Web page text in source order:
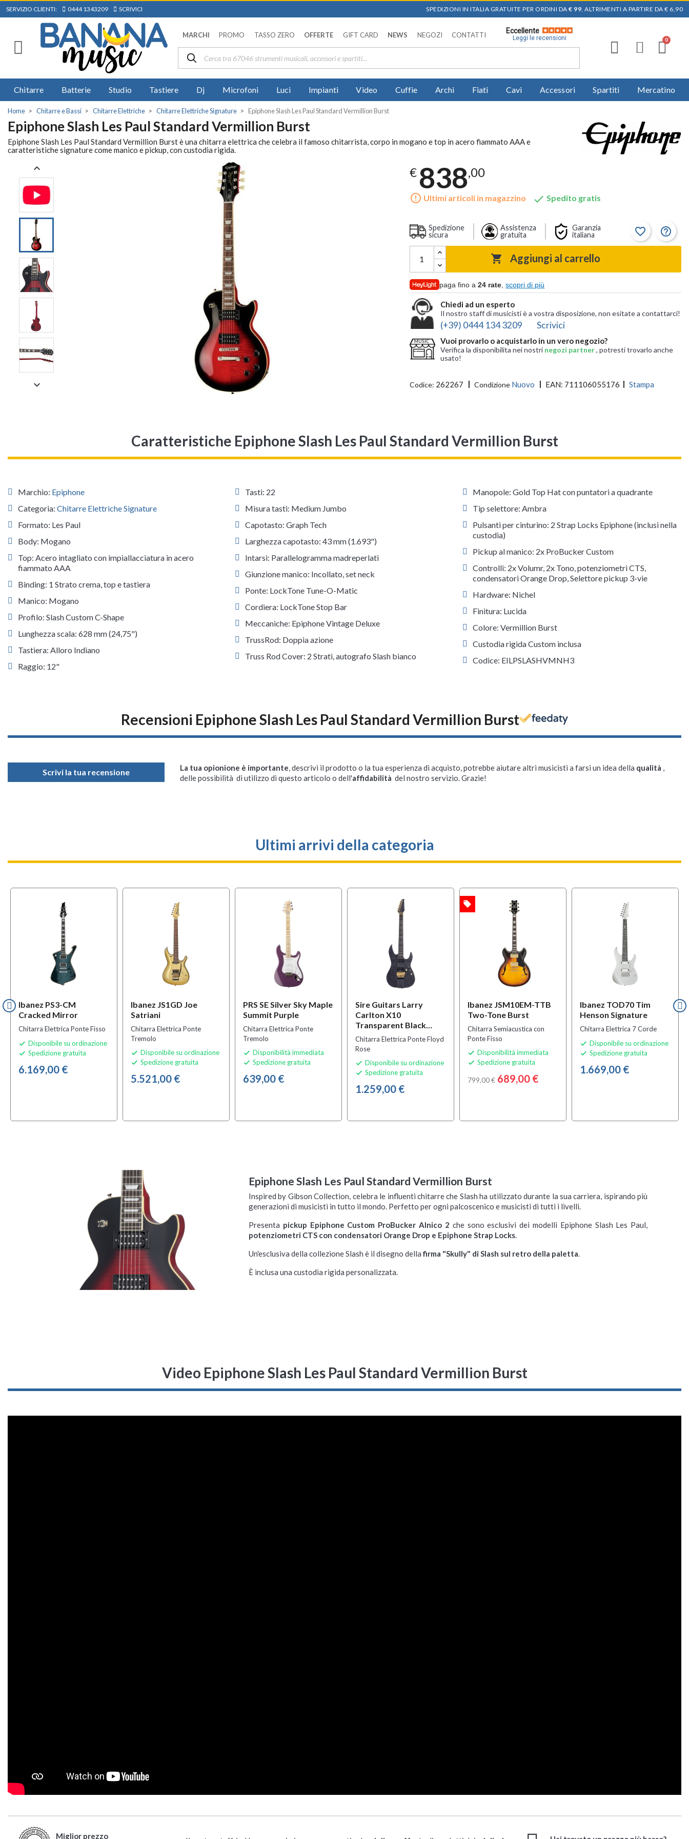
SERVIZIO CLIENTI: 0444 1343209 SCRIVICI SPEDIZIONI IN ITALIA GRATUITE PER ORDINI DA € 99, ALTRIMENTI A PARTIRE DA € 6,90
MARCHI PROMO TASSO ZERO OFFERTE GIFT CARD NEWS NEGOZI CONTATTI
Eccellente
Leggi le recensioni
Chitarre Batterie Studio Tastiere Dj Microfoni Luci Impianti Video Cuffie Archi Fiati Cavi Accessori Spartiti Mercatino
Home Chitarre e Bassi Chitarre Elettriche Chitarre Elettriche Signature Epiphone Slash Les Paul Standard Vermillion Burst
Epiphone Slash Les Paul Standard Vermillion Burst
Epiphone Slash Les Paul Standard Vermillion Burst è una chitarra elettrica che celebra il famoso chitarrista, corpo in mogano e top in acero fiammato AAA e
caratteristiche signature come manico e pickup, con custodia rigida.


€ 838,00
error_outline Ultimi articoli in magazzino  Spedito gratis
Spedizione
sicura
Assistenza
gratuita
Garanzia
italiana
favorite_border help_outline
 Aggiungi al carrello
paga fino a24 rate ,scopri di più
Chiedi ad un esperto
Il nostro staff di musicisti è a vostra disposizione, non esitate a contattarci!
(+39) 0444 134 3209 Scrivici
Vuoi provarlo o acquistarlo in un vero negozio?
Verifica la disponibilita nei nostri negozi partner, potresti trovarlo anche
usato!
Codice: 262267 Condizione Nuovo EAN: 711106055176 Stampa
Caratteristiche Epiphone Slash Les Paul Standard Vermillion Burst
Marchio: Epiphone
Categoria: Chitarre Elettriche Signature
Formato: Les Paul
Body: Mogano
Top: Acero intagliato con impiallacciatura in acero
fiammato AAA
Binding: 1 Strato crema, top e tastiera
Manico: Mogano
Profilo: Slash Custom C-Shape
Lunghezza scala: 628 mm (24,75")
Tastiera: Alloro Indiano
Raggio: 12"
Tasti: 22
Misura tasti: Medium Jumbo
Capotasto: Graph Tech
Larghezza capotasto: 43 mm (1.693")
Intarsi: Parallelogramma madreperlati
Giunzione manico: Incollato, set neck
Ponte: LockTone Tune-O-Matic
Cordiera: LockTone Stop Bar
Meccaniche: Epiphone Vintage Deluxe
TrussRod: Doppia azione
Truss Rod Cover: 2 Strati, autografo Slash bianco
Manopole: Gold Top Hat con puntatori a quadrante
Tip selettore: Ambra
Pulsanti per cinturino: 2 Strap Locks Epiphone (inclusi nella
custodia)
Pickup al manico: 2x ProBucker Custom
Controlli: 2x Volumr, 2x Tono, potenziometri CTS,
condensatori Orange Drop, Selettore pickup 3-vie
Hardware: Nichel
Finitura: Lucida
Colore: Vermillion Burst
Custodia rigida Custom inclusa
Codice: EILPSLASHVMNH3
Recensioni Epiphone Slash Les Paul Standard Vermillion Burst
Scrivi la tua recensione La tua opionione è importante, descrivi il prodotto o la tua esperienza di acquisto, potrebbe aiutare altri musicisti a farsi un idea della qualità ,
delle possibilità di utilizzo di questo articolo o dell'affidabilità del nostro servizio. Grazie!
Ultimi arrivi della categoria
Ibanez PS3-CM
Cracked Mirror
Chitarra Elettrica Ponte Fisso
 Disponibile su ordinazione
 Spedizione gratuita
6.169,00 €
Ibanez JS1GD Joe
Satriani
Chitarra Elettrica Ponte
Tremolo
 Disponibile su ordinazione
 Spedizione gratuita
5.521,00 €
PRS SE Silver Sky Maple
Summit Purple
Chitarra Elettrica Ponte
Tremolo
 Disponibilità immediata
 Spedizione gratuita
639,00 €
Sire Guitars Larry
Carlton X10
Transparent Black
Satin
Chitarra Elettrica Ponte Floyd
Rose
 Disponibile su ordinazione
 Spedizione gratuita
1.259,00 €
Ibanez JSM10EM-TTB
Two-Tone Burst
Chitarra Semiacustica con
Ponte Fisso
 Disponibilità immediata
 Spedizione gratuita
799,00 € 689,00 €
local_offer
Ibanez TOD70 Tim
Henson Signature
Chitarra Elettrica 7 Corde
 Disponibile su ordinazione
 Spedizione gratuita
1.669,00 €
Ibanez FRM350-BK
Chitarra Elettrica Ponte Fisso
Disponibile su ordinazione
Spedizione gratuita
Ibanez ATZ300-BK
Black
Chitarra Elettrica Ponte
Tremolo
 Disponibile su ordinazione
Ibanez TQM2-CUF
Charcoal Black Burst
Chitarra Elettrica Ponte
Ibanez PM3C-NAL
Natural Amber Low
Chitarra Semiacustica con
Ibanez PM3C-BKL Black
Low Gloss
Epiphone Slash Les Paul Standard Vermillion Burst
Inspired by Gibson Collection, celebra le influenti chitarre che Slash ha utilizzato durante la sua carriera, ispirando più
generazioni di musicisti in tutto il mondo. Perfetto per ogni palcoscenico e musicisti di tutti i livelli.
Presenta pickup Epiphone Custom ProBucker Alnico 2 che sono esclusivi dei modelli Epiphone Slash Les Paul,
potenziometri CTS con condensatori Orange Drop e Epiphone Strap Locks.
Un'esclusiva della collezione Slash è il disegno dellafirma "Skully" di Slash sul retro della paletta
È inclusa una custodia rigida personalizzata.
Video Epiphone Slash Les Paul Standard Vermillion Burst
Miglior prezzo